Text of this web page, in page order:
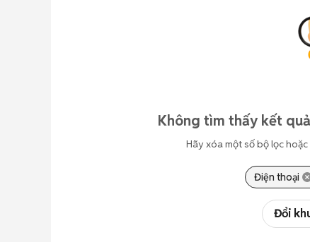
Không tìm thấy kết
Hãy xóa một số bộ lọc
Điện thoại
Đổi